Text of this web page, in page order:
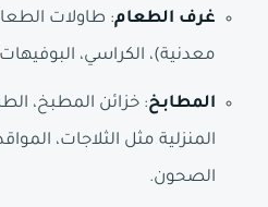
غرف الطعام: طاولات
معدنية)، الكراسي،
المطابخ: خزائن المطبخ،
المنزلية مثل الثلاجات،
الصحون.